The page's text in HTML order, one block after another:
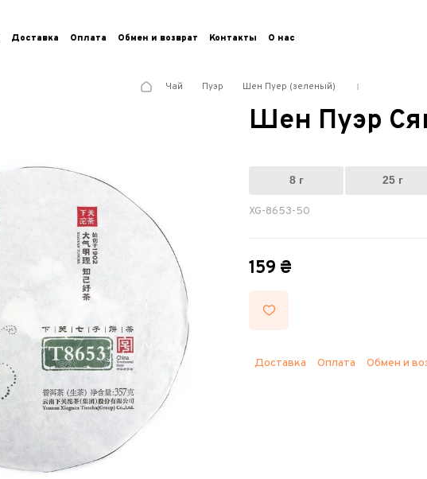
Доставка Оплата Обмен и возврат Контакты О нас
Чай Пуэр Шен Пуер (зеленый)
Шен Пуэр
8 г 25 г
XG-8653-50
159 ₴
Доставка Оплата Обмен и